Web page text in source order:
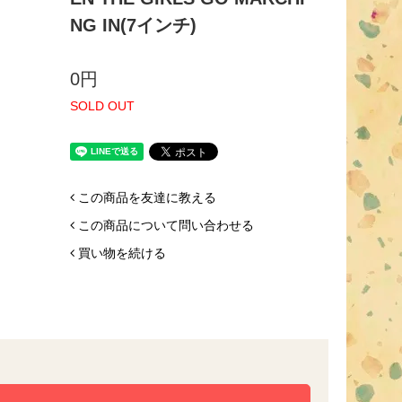
NG IN(7インチ)
0円
SOLD OUT
この商品を友達に教える
この商品について問い合わせる
買い物を続ける